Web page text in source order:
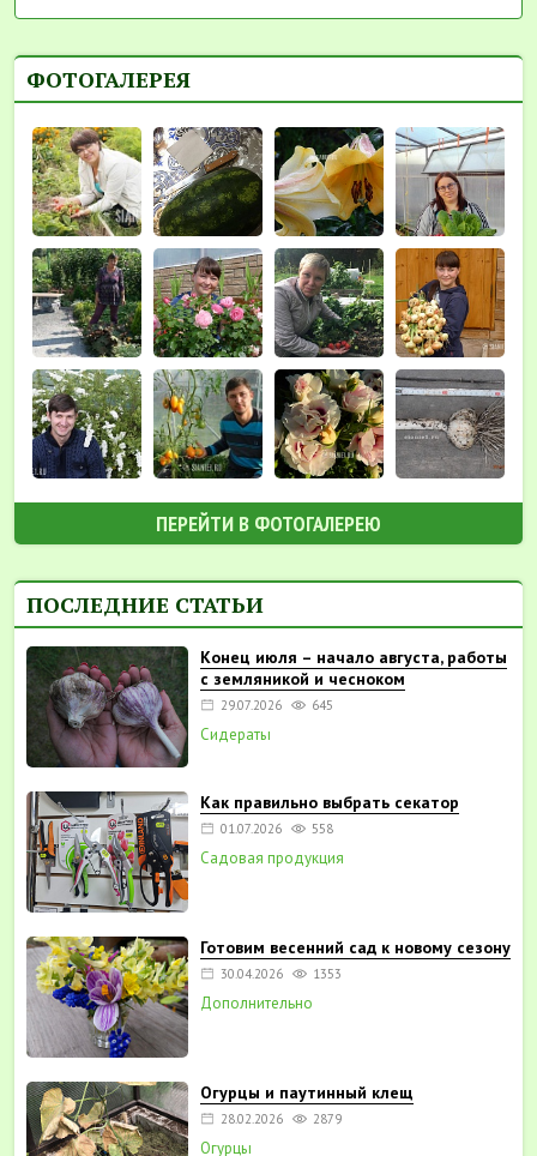
ФОТОГАЛЕРЕЯ
ПЕРЕЙТИ В ФОТОГАЛЕРЕЮ
ПОСЛЕДНИЕ СТАТЬИ
Конец июля – начало августа, работы
с земляникой и чесноком
29.07.2026 645
Сидераты
Как правильно выбрать секатор
01.07.2026 558
Садовая продукция
Готовим весенний сад к новому сезону
30.04.2026 1353
Дополнительно
Огурцы и паутинный клещ
28.02.2026 2879
Огурцы